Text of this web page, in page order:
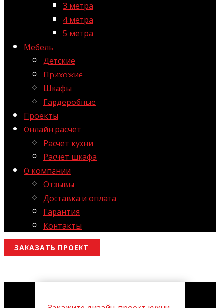
3 метра
4 метра
5 метра
Мебель
Детские
Прихожие
Шкафы
Гардеробные
Проекты
Онлайн расчет
Расчет кухни
Расчет шкафа
О компании
Отзывы
Доставка и оплата
Гарантия
Контакты
ЗАКАЗАТЬ ПРОЕКТ